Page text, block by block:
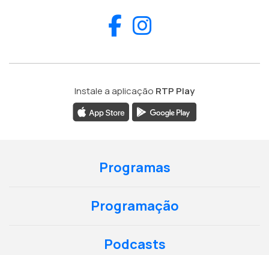
Facebook
Instale a aplicação RTP Play
Programas
Programação
Podcasts